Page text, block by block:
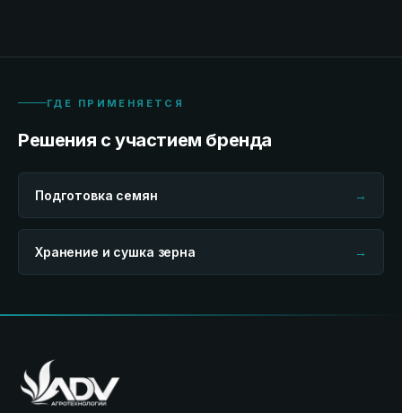
ГДЕ ПРИМЕНЯЕТСЯ
Решения с участием бренда
Подготовка семян →
Хранение и сушка зерна →